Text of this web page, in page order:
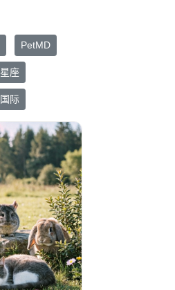
PetMD
星座
国际